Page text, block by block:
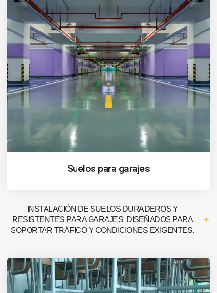
Suelos para garajes
INSTALACIÓN DE SUELOS DURADEROS Y
RESISTENTES PARA GARAJES, DISEÑADOS PARA
SOPORTAR TRÁFICO Y CONDICIONES EXIGENTES.